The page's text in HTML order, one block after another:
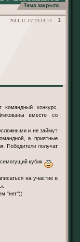
Тема закрыта
1
2014-11-07 23:13:15
конкурс,
вместе со
и не займут
а приятные
Победители получат
кубик
на участие в
"нет"))